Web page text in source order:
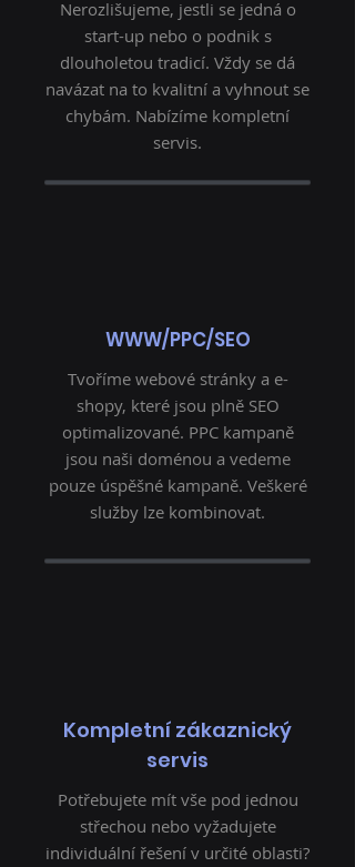
Nerozlišujeme, jestli se jedná o
start-up nebo o podnik s
dlouholetou tradicí. Vždy se dá
navázat na to kvalitní a vyhnout se
chybám. Nabízíme kompletní
servis.
WWW/PPC/SEO
Tvoříme webové stránky a e-
shopy, které jsou plně SEO
optimalizované. PPC kampaně
jsou naši doménou a vedeme
pouze úspěšné kampaně. Veškeré
služby lze kombinovat.
Kompletní zákaznický
servis
Potřebujete mít vše pod jednou
střechou nebo vyžadujete
individuální řešení v určité oblasti?